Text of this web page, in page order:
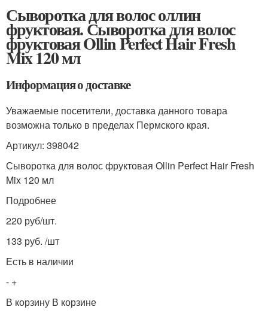
Сыворотка для волос оллин
фруктовая. Сыворотка для волос
фруктовая Ollin Perfect Hair Fresh
Mix 120 мл
Информация о доставке
Уважаемые посетители, доставка данного товара
возможна только в пределах Пермского края.
Артикул: 398042
Сыворотка для волос фруктовая Ollin Perfect Hair Fresh
Mix 120 мл
Подробнее
220 руб/шт.
133 руб. /шт
Есть в наличии
- +
В корзину В корзине